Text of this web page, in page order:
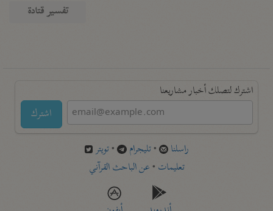
تفسير قتادة
اشترك لتصلك أخبار مشاريعنا
اشترك
راسلنا •تليجرام •تويتر
تعليمات •عن الباحث القرآني